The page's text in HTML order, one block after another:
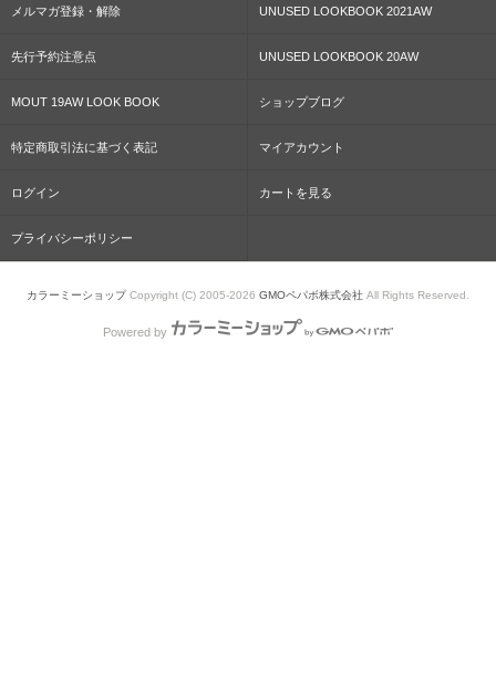
メルマガ登録・解除 UNUSED LOOKBOOK 2021AW
先行予約注意点 UNUSED LOOKBOOK 20AW
MOUT 19AW LOOK BOOK ショップブログ
特定商取引法に基づく表記 マイアカウント
ログイン カートを見る
プライバシーポリシー
カラーミーショップCopyright (C) 2005-2026 GMOペパボ株式会社 All Rights Reserved.
Powered by